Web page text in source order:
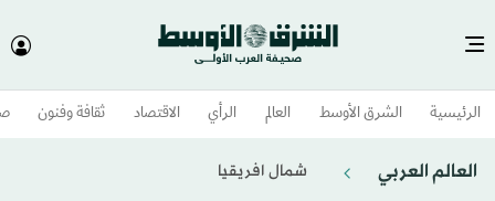
الرئيسية الشرق الأوسط​ العالم الرأي الاقتصاد ثقافة وفنون
العالم العربي شمال افريقيا